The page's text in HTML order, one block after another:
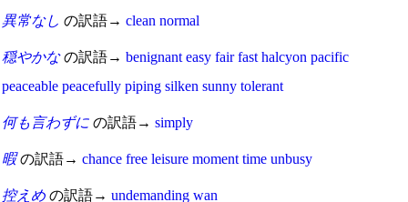
異常なし の訳語→ clean normal
穏やかなの訳語→ benignant easy fair fast halcyon pacific
peaceable peacefully piping silken sunny tolerant
何も言わずに の訳語→ simply
暇の訳語→ chance free leisure moment time unbusy
控えめ の訳語→ undemanding wan